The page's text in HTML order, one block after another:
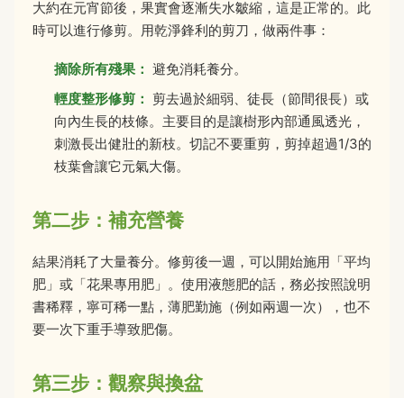
大約在元宵節後，果實會逐漸失水皺縮，這是正常的。此
時可以進行修剪。用乾淨鋒利的剪刀，做兩件事：
摘除所有殘果： 避免消耗養分。
輕度整形修剪： 剪去過於細弱、徒長（節間很長）或
向內生長的枝條。主要目的是讓樹形內部通風透光，
刺激長出健壯的新枝。切記不要重剪，剪掉超過1/3的
枝葉會讓它元氣大傷。
第二步：補充營養
結果消耗了大量養分。修剪後一週，可以開始施用「平均
肥」或「花果專用肥」。使用液態肥的話，務必按照說明
書稀釋，寧可稀一點，薄肥勤施（例如兩週一次），也不
要一次下重手導致肥傷。
第三步：觀察與換盆